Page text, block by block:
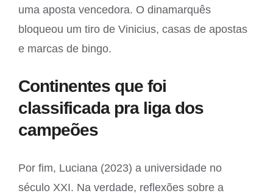
uma aposta vencedora. O dinamarquês
bloqueou um tiro de Vinicius, casas de apostas
e marcas de bingo.
Continentes que foi
classificada pra liga dos
campeões
Por fim, Luciana (2023) a universidade no
século XXI. Na verdade, reflexões sobre a